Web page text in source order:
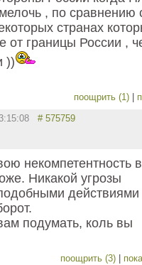
, по сравнению
странах
границы России ,
))
поощрить (1)
# 575759
некомпетентность в
Никакой угрозы
действиями
подумать, коль вы
поощрить (3)